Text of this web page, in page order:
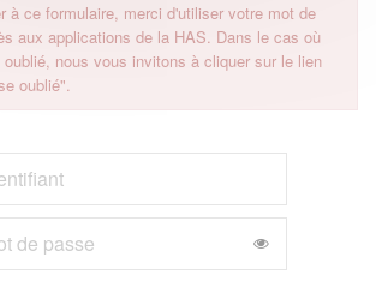
à ce formulaire, merci d'utiliser votre mot de
aux applications de la HAS. Dans le cas où
nous vous invitons à cliquer sur le lien
oublié".